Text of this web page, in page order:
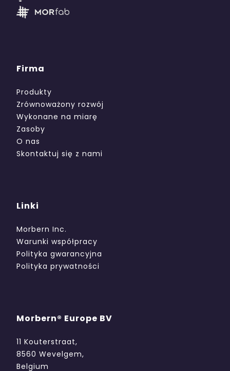
Firma
Produkty
Zrównoważony rozwój
Wykonane na miarę
Zasoby
O nas
Skontaktuj się z nami
Linki
Morbern Inc.
Warunki współpracy
Polityka gwarancyjna
Polityka prywatności
Morbern® Europe BV
11 Kouterstraat,
8560 Wevelgem,
Belgium